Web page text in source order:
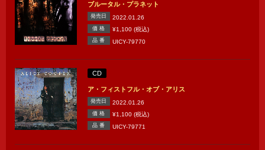
ブルータル・プラネット
発売日 2022.01.26
価 格 ¥1,100 (税込)
品 番 UICY-79770
CD
ア・フィストフル・オブ・アリス
発売日 2022.01.26
価 格 ¥1,100 (税込)
品 番 UICY-79771